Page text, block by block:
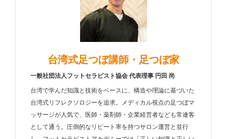
台湾式足つぼ講師・足つぼ家
一般社団法人フットセラピスト協会 代表理事 円田 尚
台湾で学んだ知識と技術をベースに、構造や理論に基づいた
台湾式リフレクソロジーを追求。メディカル視点の足つぼマ
ッサージが人気で、医師・薬剤師・企業経営者なども常連客
として通う。圧倒的なリピート率を持つサロン運営と並行